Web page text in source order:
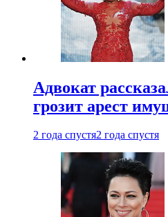
Адвокат
грозит арест
2 года спустя2 года спустя